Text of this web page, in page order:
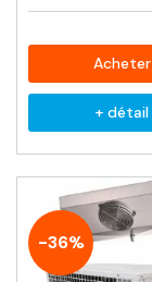
Acheter
+ détail
-36%